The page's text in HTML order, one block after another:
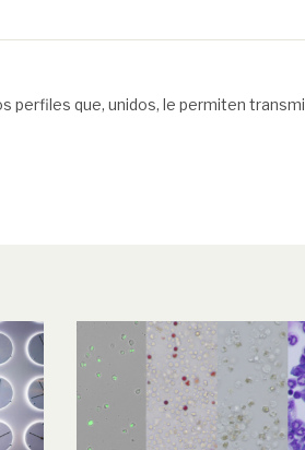
perfiles que, unidos, le permiten